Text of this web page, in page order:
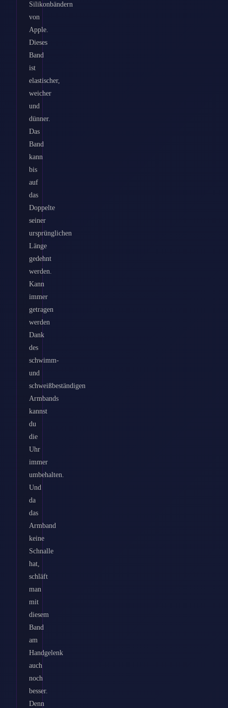
Silikonbändern
von
Apple.
Dieses
Band
ist
elastischer,
weicher
und
dünner.
Das
Band
kann
bis
auf
das
Doppelte
seiner
ursprünglichen
Länge
gedehnt
werden.
Kann
immer
getragen
werden
Dank
des
schwimm-
und
schweißbeständigen
Armbands
kannst
du
die
Uhr
immer
umbehalten.
Und
da
das
Armband
keine
Schnalle
hat,
schläft
man
mit
diesem
Band
am
Handgelenk
auch
noch
besser.
Denn